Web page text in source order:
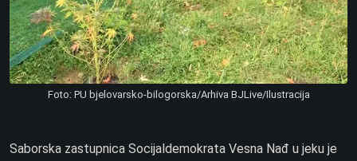
Foto: PU bjelovarsko-bilogorska/Arhiva BJLive/Ilustracija
Saborska zastupnica Socijaldemokrata Vesna Nađ u jeku je